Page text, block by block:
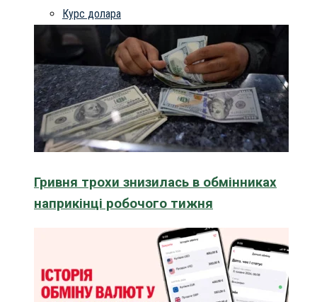
Курс долара
Гривня трохи знизилась в обмінниках
наприкінці робочого тижня